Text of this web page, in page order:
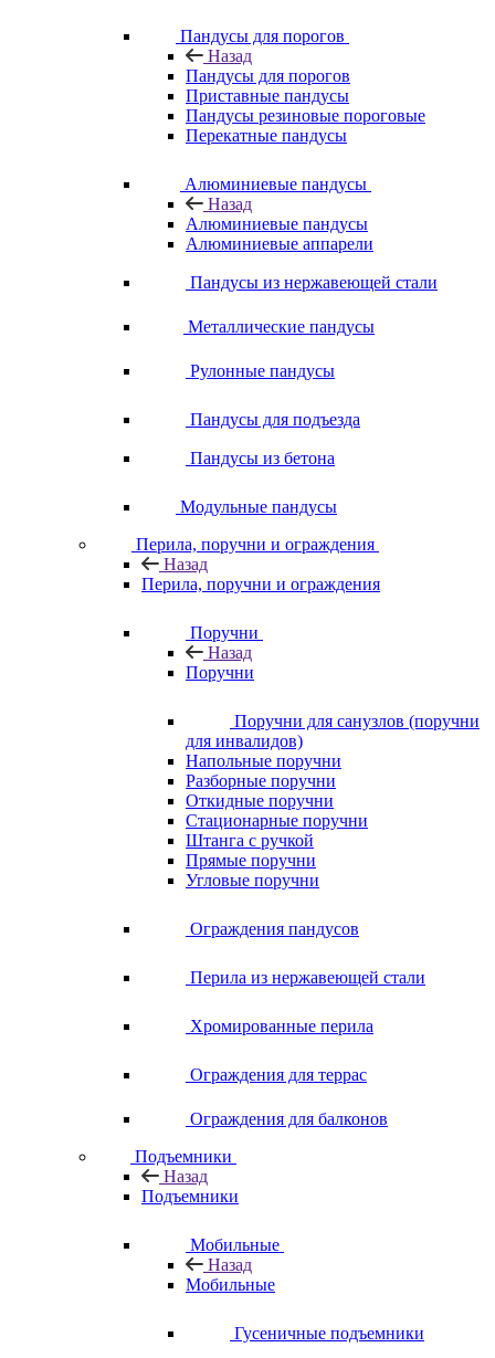
Пандусы для порогов
Назад
Пандусы для порогов
Приставные пандусы
Пандусы резиновые пороговые
Перекатные пандусы
Алюминиевые пандусы
Назад
Алюминиевые пандусы
Алюминиевые аппарели
Пандусы из нержавеющей стали
Металлические пандусы
Рулонные пандусы
Пандусы для подъезда
Пандусы из бетона
Модульные пандусы
Перила, поручни и ограждения
Назад
Перила, поручни и ограждения
Поручни
Назад
Поручни
Поручни для санузлов (поручни
для инвалидов)
Напольные поручни
Разборные поручни
Откидные поручни
Стационарные поручни
Штанга с ручкой
Прямые поручни
Угловые поручни
Ограждения пандусов
Перила из нержавеющей стали
Хромированные перила
Ограждения для террас
Ограждения для балконов
Подъемники
Назад
Подъемники
Мобильные
Назад
Мобильные
Гусеничные подъемники